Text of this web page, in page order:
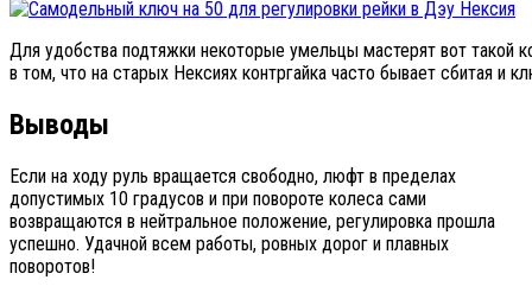
Для удобства подтяжки некоторые умельцы мастерят вот такой
в том, что на старых Нексиях контргайка часто бывает сбитая и
Выводы
Если на ходу руль вращается свободно, люфт в пределах
допустимых 10 градусов и при повороте колеса сами
возвращаются в нейтральное положение, регулировка прошла
успешно. Удачной всем работы, ровных дорог и плавных
поворотов!